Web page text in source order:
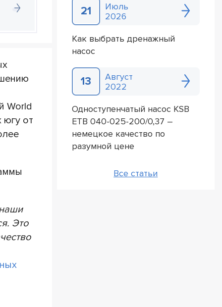
World
от
Это
21
Июль
2026
Как выбрать дренажный
насос
13
Август
2022
Одноступенчатый насос KSB
ETB 040-025-200/0,37 –
немецкое качество по
разумной цене
Все статьи